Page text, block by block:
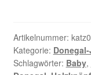
62
Menge
Artikelnummer:
Kategorie:
Schlagwörter: Baby,